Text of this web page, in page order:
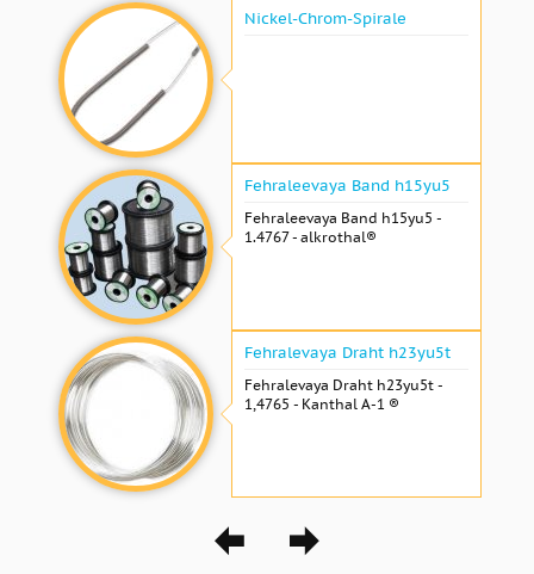
Nickel-Chrom-Spirale
Fehraleevaya Band h15yu5
Fehraleevaya Band h15yu5 -
1.4767 - alkrothal®
Fehralevaya Draht h23yu5t
Fehralevaya Draht h23yu5t -
1,4765 - Kanthal A-1 ®